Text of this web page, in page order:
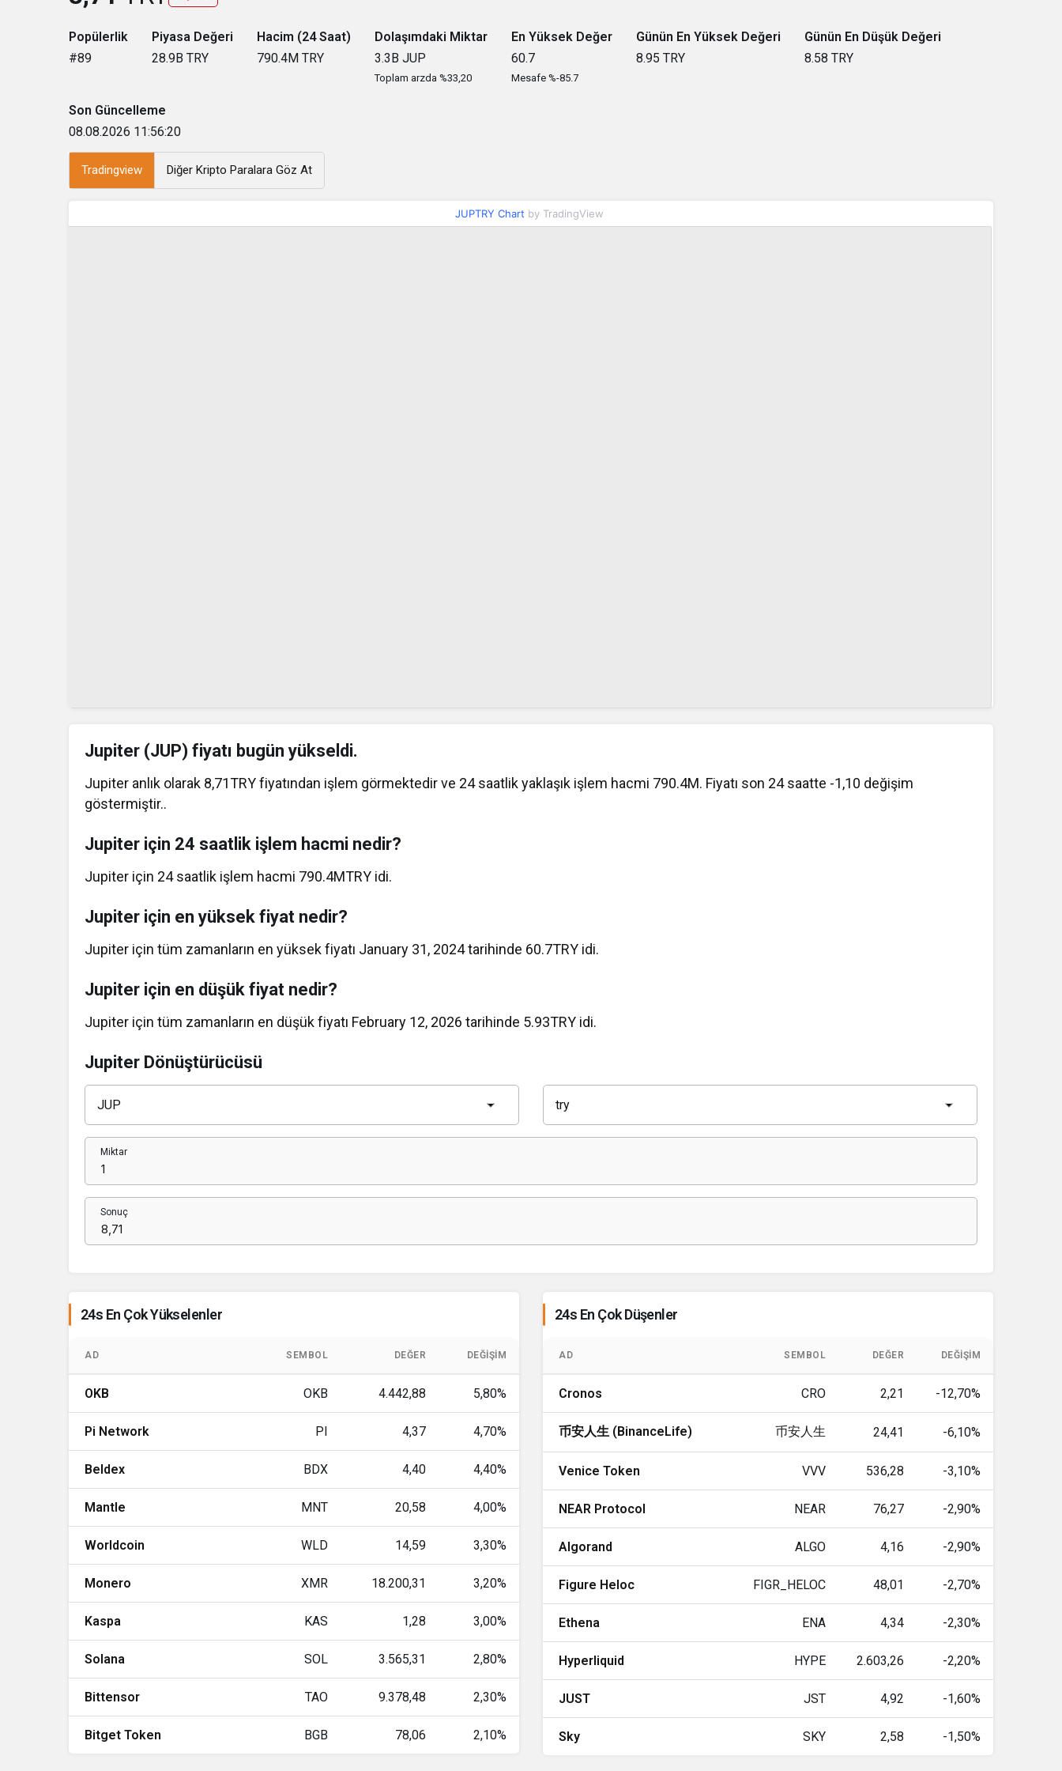
Popülerlik
#89
Piyasa Değeri
28.9B TRY
Hacim (24 Saat)
790.4M TRY
Dolaşımdaki Miktar
3.3B JUP
Toplam arzda %33,20
En Yüksek Değer
60.7
Mesafe %-85.7
Günün En Yüksek Değeri
8.95 TRY
Günün En Düşük Değeri
8.58 TRY
Son Güncelleme
08.08.2026 11:56:20
Tradingview Diğer Kripto Paralara Göz At
JUPTRY Chart by TradingView
Jupiter (JUP) fiyatı bugün yükseldi.
Jupiter anlık olarak 8,71TRY fiyatından işlem görmektedir ve 24 saatlik yaklaşık işlem hacmi 790.4M. Fiyatı son 24 saatte -1,10 değişim
göstermiştir..
Jupiter için 24 saatlik işlem hacmi nedir?
Jupiter için 24 saatlik işlem hacmi 790.4MTRY idi.
Jupiter için en yüksek fiyat nedir?
Jupiter için tüm zamanların en yüksek fiyatı January 31, 2024 tarihinde 60.7TRY idi.
Jupiter için en düşük fiyat nedir?
Jupiter için tüm zamanların en düşük fiyatı February 12, 2026 tarihinde 5.93TRY idi.
Jupiter Dönüştürücüsü
Miktar
Sonuç
24s En Çok Yükselenler
AD SEMBOL DEĞER DEĞIŞIM
OKB OKB 4.442,88 5,80%
Pi Network PI 4,37 4,70%
Beldex BDX 4,40 4,40%
Mantle MNT 20,58 4,00%
Worldcoin WLD 14,59 3,30%
Monero XMR 18.200,31 3,20%
Kaspa KAS 1,28 3,00%
Solana SOL 3.565,31 2,80%
Bittensor TAO 9.378,48 2,30%
Bitget Token BGB 78,06 2,10%
24s En Çok Düşenler
AD SEMBOL DEĞER DEĞIŞIM
Cronos CRO 2,21 -12,70%
币安人生 (BinanceLife) 币安人生 24,41 -6,10%
Venice Token VVV 536,28 -3,10%
NEAR Protocol NEAR 76,27 -2,90%
Algorand ALGO 4,16 -2,90%
Figure Heloc FIGR_HELOC 48,01 -2,70%
Ethena ENA 4,34 -2,30%
Hyperliquid HYPE 2.603,26 -2,20%
JUST JST 4,92 -1,60%
Sky SKY 2,58 -1,50%